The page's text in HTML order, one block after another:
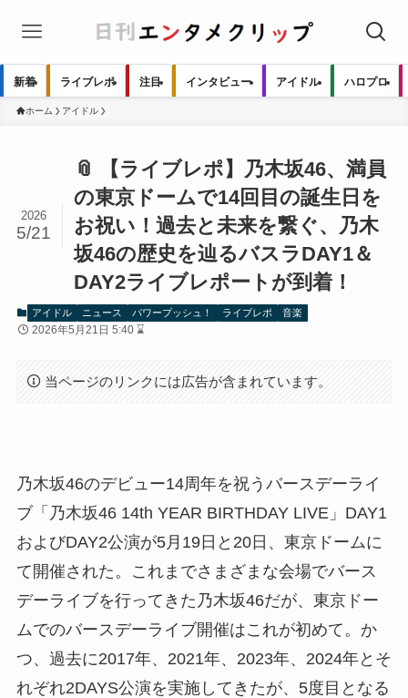
新着 ライブレポ 注目 インタビュー アイドル ハロプロ
ホーム アイドル
📎 【ライブレポ】乃木坂46、満員
の東京ドームで14回目の誕生日を
お祝い！過去と未来を繋ぐ、乃木
坂46の歴史を辿るバスラDAY1＆
DAY2ライブレポートが到着！
2026
5/21
アイドル ニュース パワープッシュ！ ライブレポ 音楽
2026年5月21日 5:40 ⌛
当ページのリンクには広告が含まれています。
乃木坂46のデビュー14周年を祝うバースデーライ
ブ「乃木坂46 14th YEAR BIRTHDAY LIVE」DAY1
およびDAY2公演が5月19日と20日、東京ドームに
て開催された。これまでさまざまな会場でバース
デーライブを行ってきた乃木坂46だが、東京ドー
ムでのバースデーライブ開催はこれが初めて。か
つ、過去に2017年、2021年、2023年、2024年とそ
れぞれ2DAYS公演を実施してきたが、5度目となる